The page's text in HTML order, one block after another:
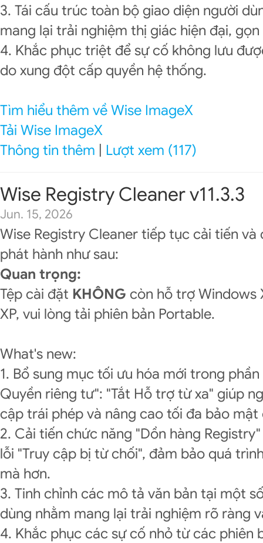
3. Tái cấu trúc toàn bộ giao diện người
mang lại trải nghiệm thị giác hiện đại,
4. Khắc phục triệt để sự cố không lưu
do xung đột cấp quyền hệ thống.
Tìm hiểu thêm về Wise ImageX
Tải Wise ImageX
Thông tin thêm
Lượt xem (117)
Wise Registry Cleaner v11.3.3
Jun. 15, 2026
Wise Registry Cleaner tiếp tục cải tiến và
phát hành như sau:
Quan trọng:
Tệp cài đặt KHÔNG còn hỗ trợ Windows
XP, vui lòng tải phiên bản Portable.
What's new:
1. Bổ sung mục tối ưu hóa mới trong
Quyền riêng tư": "Tắt Hỗ trợ từ xa" giúp
cập trái phép và nâng cao tối đa bảo
2. Cải tiến chức năng "Dồn hàng
lỗi "Truy cập bị từ chối", đảm bảo quá
mà hơn.
3. Tinh chỉnh các mô tả văn bản tại một
dùng nhằm mang lại trải nghiệm rõ ràng
4. Khắc phục các sự cố nhỏ từ các